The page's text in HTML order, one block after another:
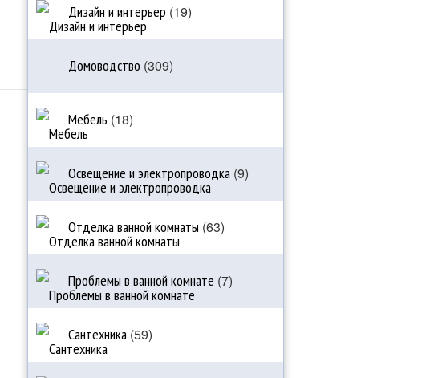
Дизайн и интерьер (19)
Домоводство (309)
Мебель (18)
Освещение и электропроводка (9)
Отделка ванной комнаты (63)
Проблемы в ванной комнате (7)
Сантехника (59)